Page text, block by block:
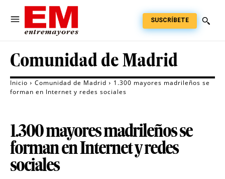
SUSCRÍBETE
Comunidad de Madrid
Inicio Comunidad de Madrid
1.300 mayores madrileños se
forman en Internet y redes sociales
1.300 mayores madrileños se
forman en Internet y redes
sociales